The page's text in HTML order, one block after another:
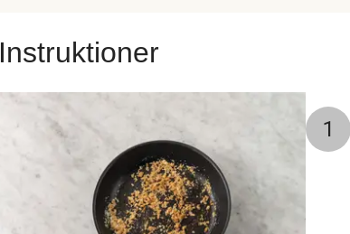
Instruktioner
1